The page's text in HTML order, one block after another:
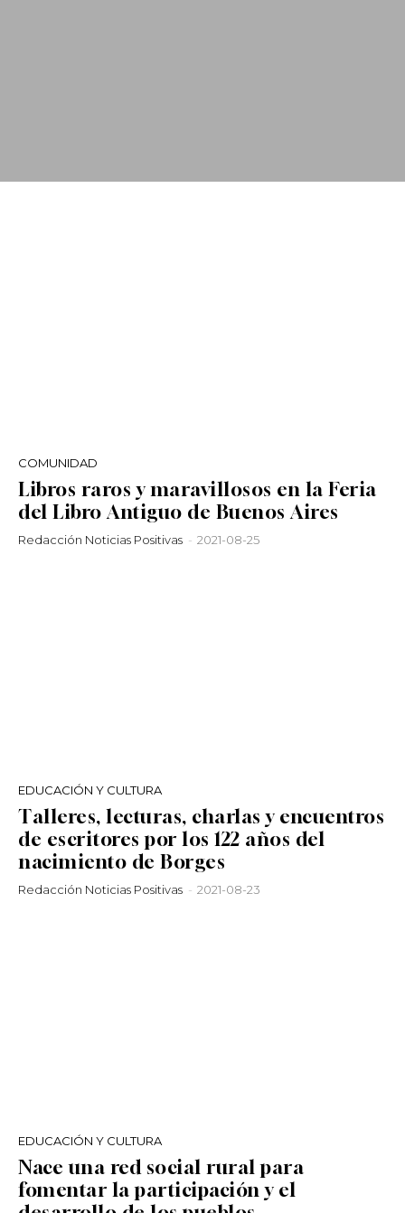
COMUNIDAD
Libros raros y maravillosos en la Feria
del Libro Antiguo de Buenos Aires
Redacción Noticias Positivas - 2021-08-25
EDUCACIÓN Y CULTURA
Talleres, lecturas, charlas y encuentros
de escritores por los 122 años del
nacimiento de Borges
Redacción Noticias Positivas - 2021-08-23
EDUCACIÓN Y CULTURA
Nace una red social rural para
fomentar la participación y el